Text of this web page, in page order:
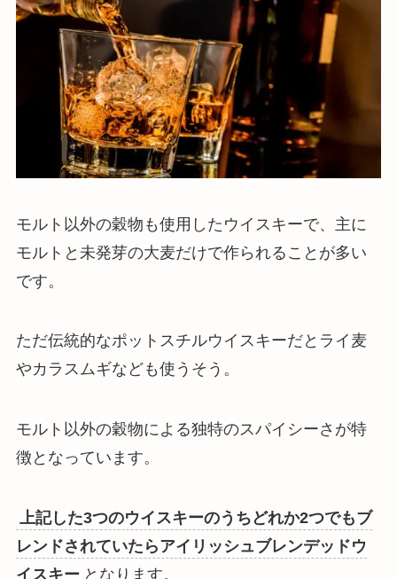
モルト以外の穀物も使用したウイスキーで、主に
モルトと未発芽の大麦だけで作られることが多い
です。
ただ伝統的なポットスチルウイスキーだとライ麦
やカラスムギなども使うそう。
モルト以外の穀物による独特のスパイシーさが特
徴 となっています。
上記した3つのウイスキーのうちどれか2つでもブ
レンドされていたらアイリッシュブレンデッドウ
イスキー となります。